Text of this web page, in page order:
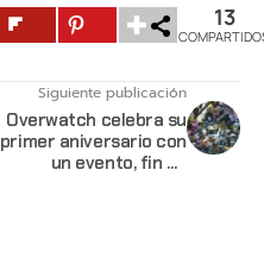
13
Siguiente publicación
Overwatch celebra su
primer aniversario con
un evento, fin de